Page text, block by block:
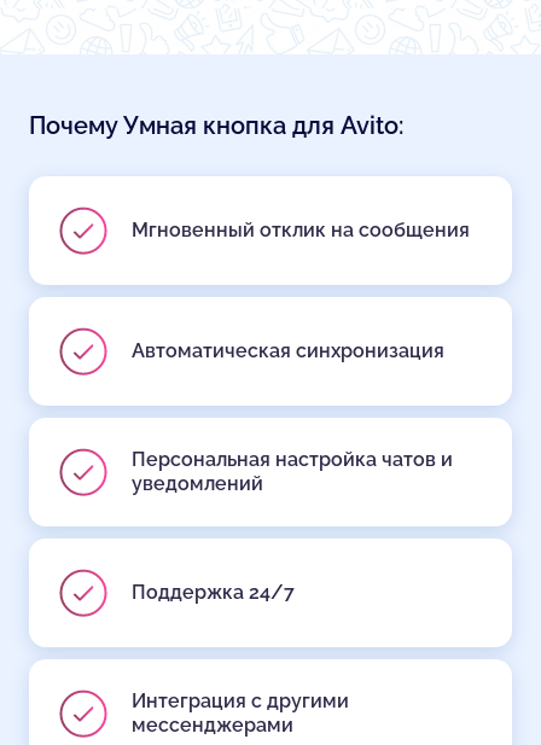
Почему Умная кнопка для Avito:
Мгновенный отклик на сообщения
Автоматическая синхронизация
Персональная настройка чатов и
уведомлений
Поддержка 24/7
Интеграция с другими
мессенджерами